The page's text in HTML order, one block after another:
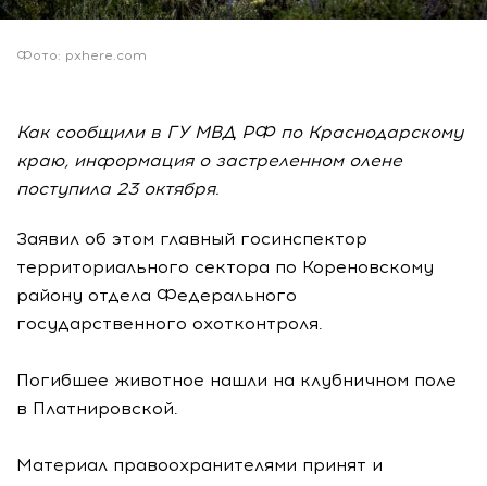
Фото: pxhere.com
Как сообщили в ГУ МВД РФ по Краснодарскому
краю, информация о застреленном олене
поступила 23 октября.
Заявил об этом главный госинспектор
территориального сектора по Кореновскому
району отдела Федерального
государственного охотконтроля.
Погибшее животное нашли на клубничном поле
в Платнировской.
Материал правоохранителями принят и